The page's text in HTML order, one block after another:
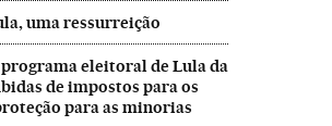
uma ressurreição
programa eleitoral de Lula da
de impostos para os
para as minorias